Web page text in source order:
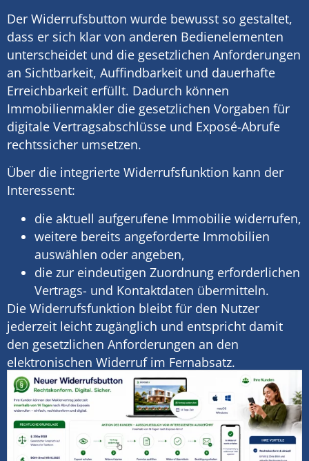
Der Widerrufsbutton wurde bewusst so gestaltet,
dass er sich klar von anderen Bedienelementen
unterscheidet und die gesetzlichen Anforderungen
an Sichtbarkeit, Auffindbarkeit und dauerhafte
Erreichbarkeit erfüllt. Dadurch können
Immobilienmakler die gesetzlichen Vorgaben für
digitale Vertragsabschlüsse und Exposé-Abrufe
rechtssicher umsetzen.
Über die integrierte Widerrufsfunktion kann der
Interessent:
die aktuell aufgerufene Immobilie widerrufen,
weitere bereits angeforderte Immobilien
auswählen oder angeben,
die zur eindeutigen Zuordnung erforderlichen
Vertrags- und Kontaktdaten übermitteln.
Die Widerrufsfunktion bleibt für den Nutzer
jederzeit leicht zugänglich und entspricht damit
den gesetzlichen Anforderungen an den
elektronischen Widerruf im Fernabsatz.